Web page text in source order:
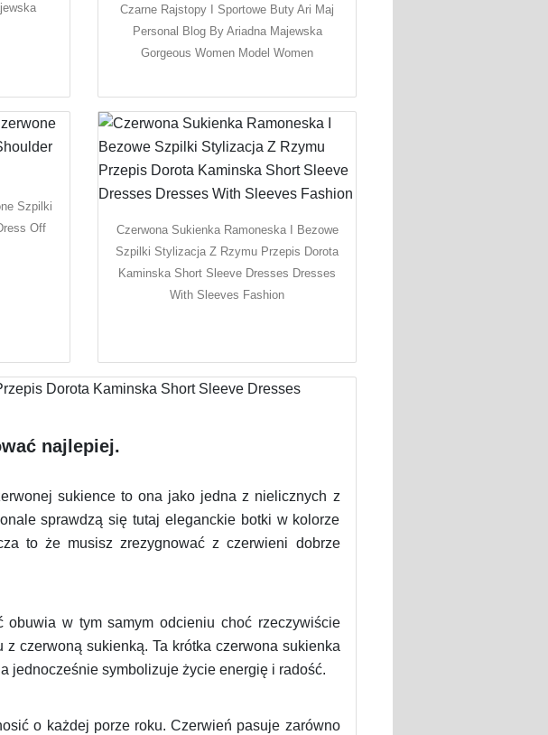
Czarne Rajstopy I Sportowe Buty Ari Maj
Personal Blog By Ariadna Majewska
Gorgeous Women Model Women
Szpilki
Off
Czerwona Sukienka Ramoneska I Bezowe
Szpilki Stylizacja Z Rzymu Przepis Dorota
Kaminska Short Sleeve Dresses Dresses
With Sleeves Fashion
najlepiej.
sukience to ona jako jedna z nielicznych z
sprawdzą się tutaj eleganckie botki w kolorze
to że musisz zrezygnować z czerwieni dobrze
w tym samym odcieniu choć rzeczywiście
czerwoną sukienką. Ta krótka czerwona sukienka
jednocześnie symbolizuje życie energię i radość.
o każdej porze roku. Czerwień pasuje zarówno